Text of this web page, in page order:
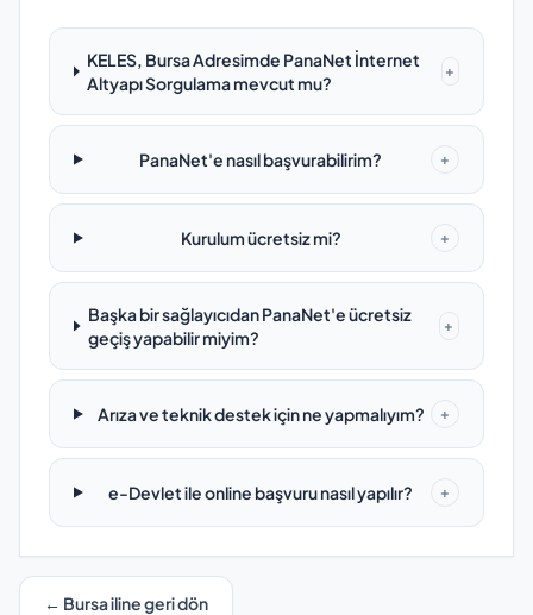
KELES, Bursa Adresimde PanaNet İnternet
Altyapı Sorgulama mevcut mu?
+
PanaNet'e nasıl başvurabilirim? +
Kurulum ücretsiz mi? +
Başka bir sağlayıcıdan PanaNet'e ücretsiz
geçiş yapabilir miyim?
+
Arıza ve teknik destek için ne yapmalıyım? +
e-Devlet ile online başvuru nasıl yapılır? +
← Bursa iline geri dön